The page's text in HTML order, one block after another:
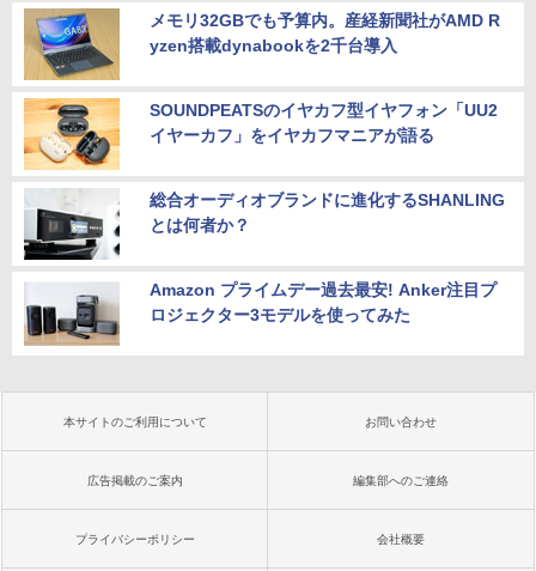
メモリ32GBでも予算内。産経新聞社がAMD R
yzen搭載dynabookを2千台導入
SOUNDPEATSのイヤカフ型イヤフォン「UU2
イヤーカフ」をイヤカフマニアが語る
総合オーディオブランドに進化するSHANLING
とは何者か？
Amazon プライムデー過去最安! Anker注目プ
ロジェクター3モデルを使ってみた
本サイトのご利用について お問い合わせ
広告掲載のご案内 編集部へのご連絡
プライバシーポリシー 会社概要